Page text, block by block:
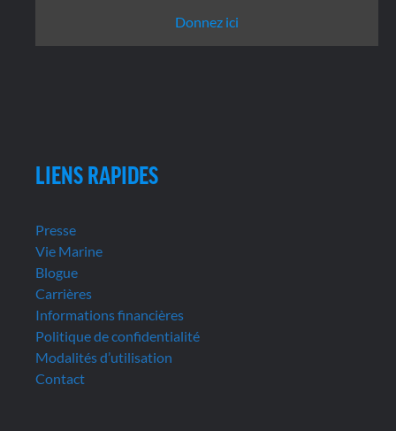
Donnez ici
LIENS RAPIDES
Presse
Vie Marine
Blogue
Carrières
Informations financières
Politique de confidentialité
Modalités d’utilisation
Contact